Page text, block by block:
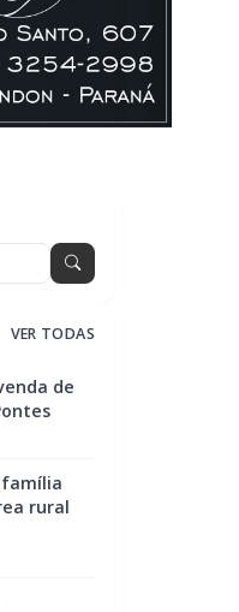
VER TODAS
de
família
rural